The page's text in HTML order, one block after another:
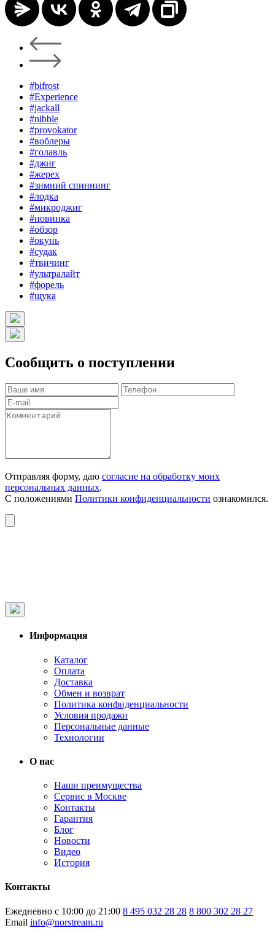
#bifrost
#Experience
#jackall
#nibble
#provokator
#воблеры
#голавль
#джиг
#жерех
#зимний спиннинг
#лодка
#микроджиг
#новинка
#обзор
#окунь
#судак
#твичинг
#ультралайт
#форель
#щука
Сообщить о поступлении
Отправляя форму, даю согласие на обработку моих
персональных данных.
С положениями Политики конфиденциальности ознакомился.
Информация
Каталог
Оплата
Доставка
Обмен и возврат
Политика конфиденциальности
Условия продажи
Персональные данные
Технологии
О нас
Наши преимущества
Сервис в Москве
Контакты
Гарантия
Блог
Новости
Видео
История
Контакты
Ежедневно с 10:00 до 21:00 8 495 032 28 28 8 800 302 28 27
Email info@norstream.ru